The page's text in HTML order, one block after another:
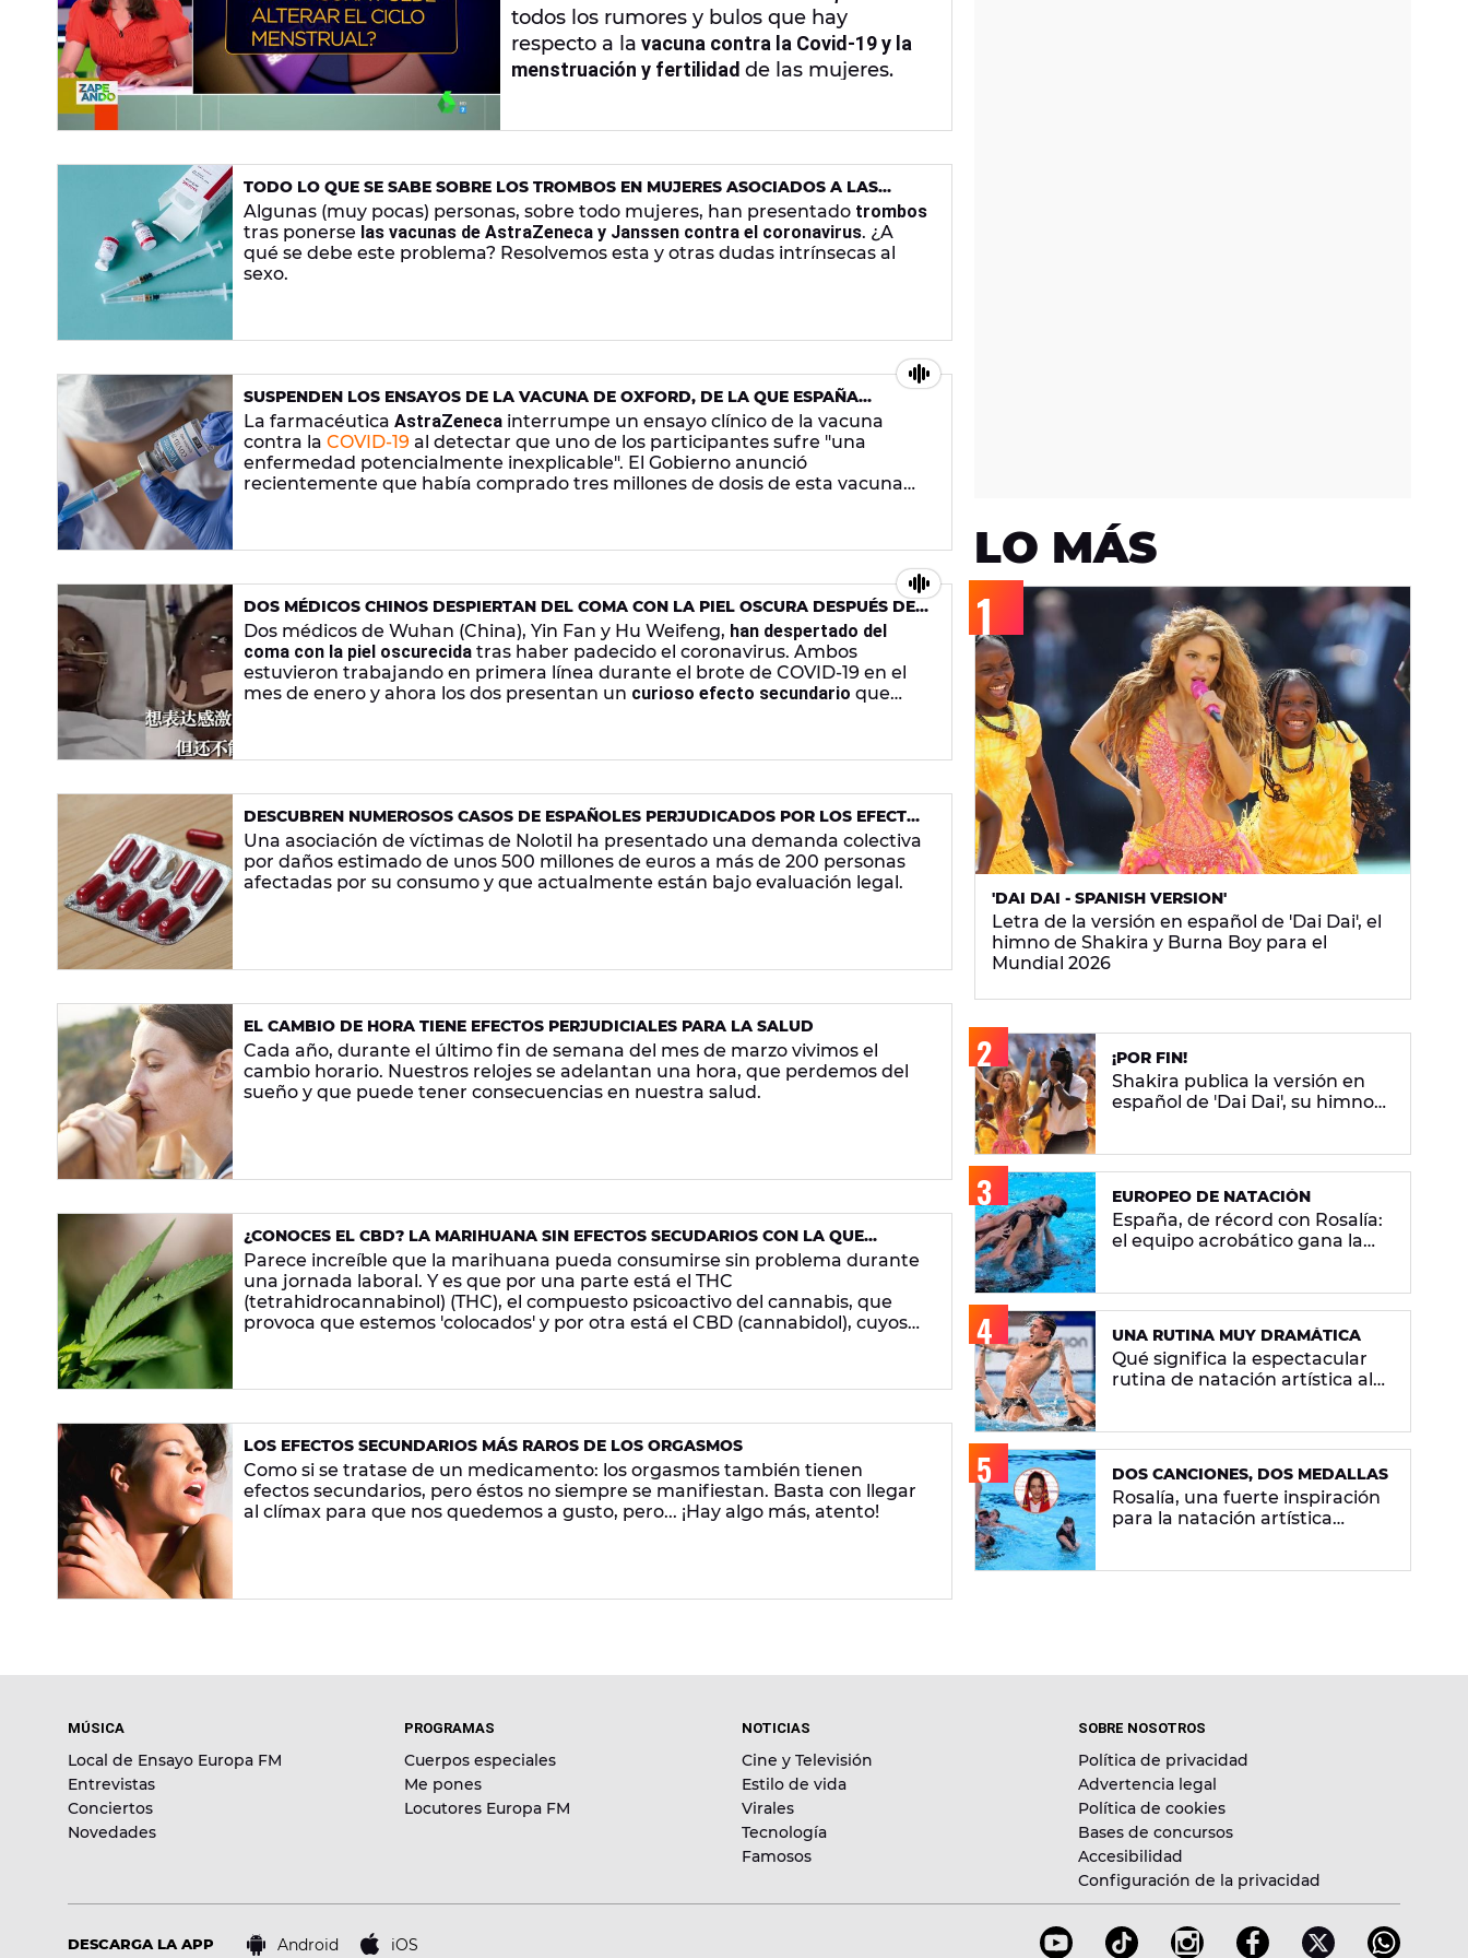
todos los rumores y bulos que hay
respecto a la vacuna contra la Covid-19 y la
menstruación y fertilidad de las mujeres.
TODO LO QUE SE SABE SOBRE LOS TROMBOS EN MUJERES ASOCIADOS A LAS
VACUNAS DE JANSSEN Y ASTRAZENECA
Algunas (muy pocas) personas, sobre todo mujeres, han presentado trombos
tras ponerse las vacunas de AstraZeneca y Janssen contra el coronavirus. ¿A
qué se debe este problema? Resolvemos esta y otras dudas intrínsecas al
sexo.
SUSPENDEN LOS ENSAYOS DE LA VACUNA DE OXFORD, DE LA QUE ESPAÑA
COMPRÓ 3 MILLONES DE DOSIS, POR UNA "REACCIÓN ADVERSA GRAVE"
La farmacéutica AstraZeneca interrumpe un ensayo clínico de la vacuna
contra la COVID-19 al detectar que uno de los participantes sufre "una
enfermedad potencialmente inexplicable". El Gobierno anunció
recientemente que había comprado tres millones de dosis de esta vacuna
DOS MÉDICOS CHINOS DESPIERTAN DEL COMA CON LA PIEL OSCURA DESPUÉS DE
SUPERAR EL CORONAVIRUS
Dos médicos de Wuhan (China), Yin Fan y Hu Weifeng, han despertado del
coma con la piel oscurecida tras haber padecido el coronavirus. Ambos
estuvieron trabajando en primera línea durante el brote de COVID-19 en el
mes de enero y ahora los dos presentan un curioso efecto secundario que
DESCUBREN NUMEROSOS CASOS DE ESPAÑOLES PERJUDICADOS POR LOS EFECTOS
SECUNDARIOS DEL NOLOTIL
Una asociación de víctimas de Nolotil ha presentado una demanda colectiva
por daños estimado de unos 500 millones de euros a más de 200 personas
afectadas por su consumo y que actualmente están bajo evaluación legal.
EL CAMBIO DE HORA TIENE EFECTOS PERJUDICIALES PARA LA SALUD
Cada año, durante el último fin de semana del mes de marzo vivimos el
cambio horario. Nuestros relojes se adelantan una hora, que perdemos del
sueño y que puede tener consecuencias en nuestra salud.
¿CONOCES EL CBD? LA MARIHUANA SIN EFECTOS SECUDARIOS CON LA QUE
PUEDES CONDUCIR O TRABAJAR
Parece increíble que la marihuana pueda consumirse sin problema durante
una jornada laboral. Y es que por una parte está el THC
(tetrahidrocannabinol) (THC), el compuesto psicoactivo del cannabis, que
provoca que estemos 'colocados' y por otra está el CBD (cannabidol), cuyos
LOS EFECTOS SECUNDARIOS MÁS RAROS DE LOS ORGASMOS
Como si se tratase de un medicamento: los orgasmos también tienen
efectos secundarios, pero éstos no siempre se manifiestan. Basta con llegar
al clímax para que nos quedemos a gusto, pero... ¡Hay algo más, atento!
LO MÁS
'DAI DAI - SPANISH VERSION'
Letra de la versión en español de 'Dai Dai', el
himno de Shakira y Burna Boy para el
Mundial 2026
¡POR FIN!
Shakira publica la versión en
español de 'Dai Dai', su himno
EUROPEO DE NATACIÓN
España, de récord con Rosalía:
el equipo acrobático gana la
UNA RUTINA MUY DRAMÁTICA
Qué significa la espectacular
rutina de natación artística al
DOS CANCIONES, DOS MEDALLAS
Rosalía, una fuerte inspiración
para la natación artística
MÚSICA
Local de Ensayo Europa FM
Entrevistas
Conciertos
Novedades
PROGRAMAS
Cuerpos especiales
Me pones
Locutores Europa FM
NOTICIAS
Cine y Televisión
Estilo de vida
Virales
Tecnología
Famosos
SOBRE NOSOTROS
Política de privacidad
Advertencia legal
Política de cookies
Bases de concursos
Accesibilidad
Configuración de la privacidad
DESCARGA LA APP Android iOS